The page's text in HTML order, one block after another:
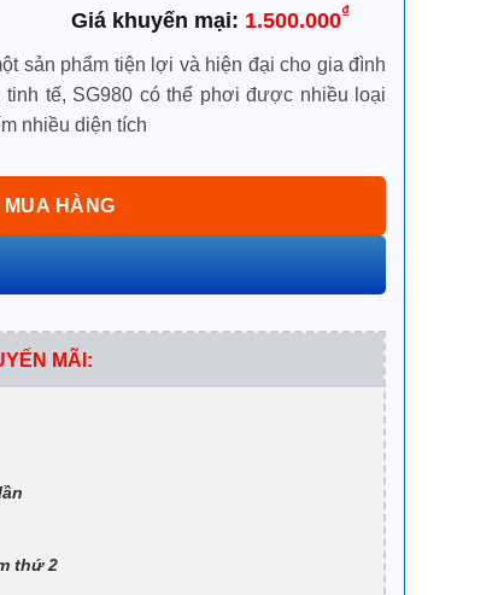
1.500.000₫
sản phẩm tiện lợi và hiện đại cho gia đình
tế, SG980 có thể phơi được nhiều loại
nhiều diện tích
MUA HÀNG
MÃI:
thứ 2